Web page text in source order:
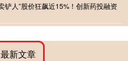
铲人”股价狂飙近15%！创新药投融资
最新文章